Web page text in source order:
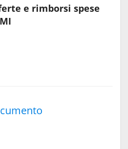
e rimborsi spese